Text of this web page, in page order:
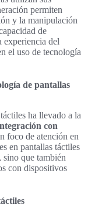
permiten
y la manipulación
de
experiencia del
el uso de tecnología
de pantallas
ha llevado a la
con
foco de atención en
en pantallas táctiles
que también
con dispositivos